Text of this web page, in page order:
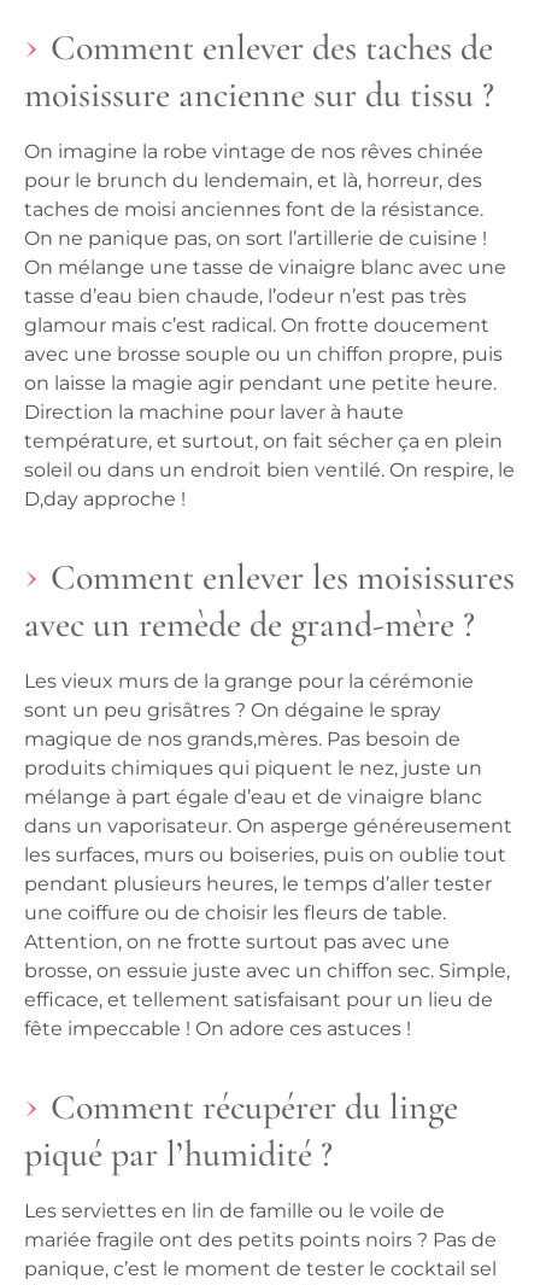
Comment enlever des taches de
moisissure ancienne sur du tissu ?
On imagine la robe vintage de nos rêves chinée
pour le brunch du lendemain, et là, horreur, des
taches de moisi anciennes font de la résistance.
On ne panique pas, on sort l’artillerie de cuisine !
On mélange une tasse de vinaigre blanc avec une
tasse d’eau bien chaude, l’odeur n’est pas très
glamour mais c’est radical. On frotte doucement
avec une brosse souple ou un chiffon propre, puis
on laisse la magie agir pendant une petite heure.
Direction la machine pour laver à haute
température, et surtout, on fait sécher ça en plein
soleil ou dans un endroit bien ventilé. On respire, le
D,day approche !
Comment enlever les moisissures
avec un remède de grand-mère ?
Les vieux murs de la grange pour la cérémonie
sont un peu grisâtres ? On dégaine le spray
magique de nos grands,mères. Pas besoin de
produits chimiques qui piquent le nez, juste un
mélange à part égale d’eau et de vinaigre blanc
dans un vaporisateur. On asperge généreusement
les surfaces, murs ou boiseries, puis on oublie tout
pendant plusieurs heures, le temps d’aller tester
une coiffure ou de choisir les fleurs de table.
Attention, on ne frotte surtout pas avec une
brosse, on essuie juste avec un chiffon sec. Simple,
efficace, et tellement satisfaisant pour un lieu de
fête impeccable ! On adore ces astuces !
Comment récupérer du linge
piqué par l’humidité ?
Les serviettes en lin de famille ou le voile de
mariée fragile ont des petits points noirs ? Pas de
panique, c’est le moment de tester le cocktail sel